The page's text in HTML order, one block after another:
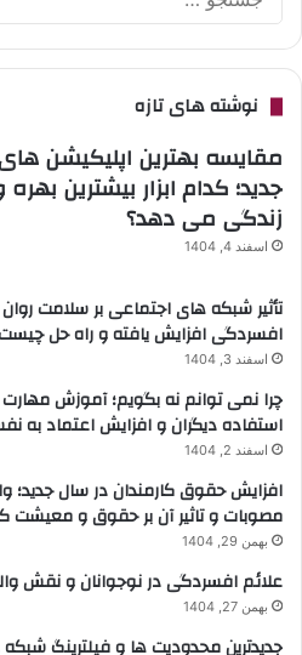
نوشته های تازه
مقایسه بهترین اپلیکیشن
جدید؛ کدام ابزار بیشترین
زندگی می دهد؟
اسفند 4, 1404
تأثیر شبکه های اجتماعی بر سلامت
افسردگی افزایش یافته و راه حل
اسفند 3, 1404
چرا نمی توانم نه بگویم؛ آموزش
استفاده دیگران و افزایش اعتماد به
اسفند 2, 1404
افزایش حقوق کارمندان در سال جدید؛
مصوبات و تاثیر آن بر حقوق و معیشت
بهمن 29, 1404
علائم افسردگی در نوجوانان و نقش
بهمن 27, 1404
جدیدترین محدودیت ها و فیلترینگ